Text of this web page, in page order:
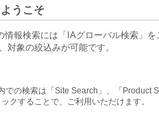
うこそ
情報検索には「IAグローバル検索」
対象の絞込みが可能です。
での検索は「Site Search」、「Product
クすることで、ご利用いただけます。